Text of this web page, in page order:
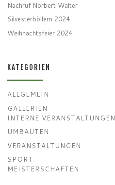
Nachruf Norbert Walter
Silvesterböllern 2024
Weihnachtsfeier 2024
KATEGORIEN
ALLGEMEIN
GALLERIEN
INTERNE VERANSTALTUNGEN
UMBAUTEN
VERANSTALTUNGEN
SPORT
MEISTERSCHAFTEN